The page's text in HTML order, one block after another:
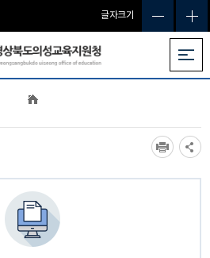
글자크기